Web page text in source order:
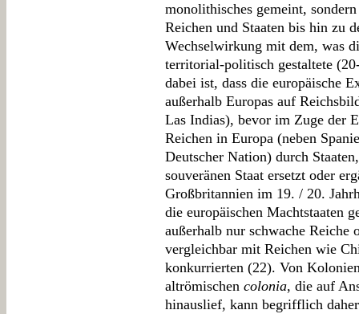
monolithisches gemeint,
Reichen und Staaten bis hin zu
Wechselwirkung mit dem, was
territorial-politisch gestaltete
dabei ist, dass die europäische
außerhalb Europas auf
Las Indias), bevor im Zuge der
Reichen in Europa (neben
Deutscher Nation) durch
souveränen Staat ersetzt oder
Großbritannien im 19. / 20.
die europäischen Machtstaaten
außerhalb nur schwache
vergleichbar mit Reichen wie
konkurrierten (22). Von
altrömischen colonia, die auf
hinauslief, kann begrifflich